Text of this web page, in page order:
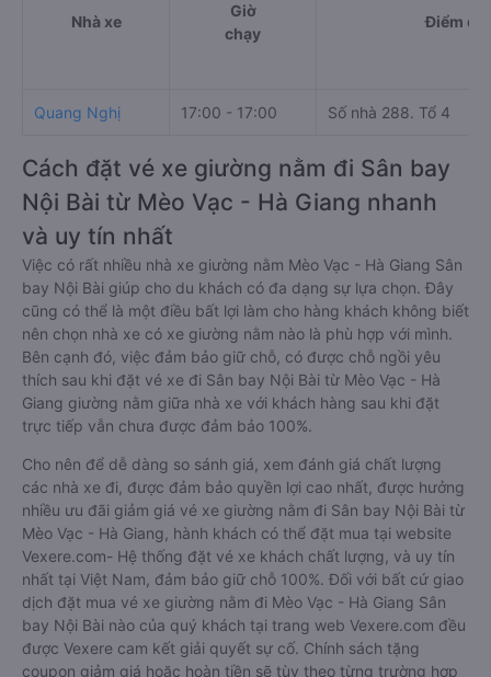
Nhà xe
Giờ
chạy
Điểm đi
Quang Nghị 17:00 - 17:00 Số nhà 288. Tổ 4
Cách đặt vé xe giường nằm đi Sân bay
Nội Bài từ Mèo Vạc - Hà Giang nhanh
và uy tín nhất
Việc có rất nhiều nhà xe giường nằm Mèo Vạc - Hà Giang Sân
bay Nội Bài giúp cho du khách có đa dạng sự lựa chọn. Đây
cũng có thể là một điều bất lợi làm cho hàng khách không biết
nên chọn nhà xe có xe giường nằm nào là phù hợp với mình.
Bên cạnh đó, việc đảm bảo giữ chỗ, có được chỗ ngồi yêu
thích sau khi đặt vé xe đi Sân bay Nội Bài từ Mèo Vạc - Hà
Giang giường nằm giữa nhà xe với khách hàng sau khi đặt
trực tiếp vẫn chưa được đảm bảo 100%.
Cho nên để dễ dàng so sánh giá, xem đánh giá chất lượng
các nhà xe đi, được đảm bảo quyền lợi cao nhất, được hưởng
nhiều ưu đãi giảm giá vé xe giường nằm đi Sân bay Nội Bài từ
Mèo Vạc - Hà Giang, hành khách có thể đặt mua tại website
Vexere.com- Hệ thống đặt vé xe khách chất lượng, và uy tín
nhất tại Việt Nam, đảm bảo giữ chỗ 100%. Đối với bất cứ giao
dịch đặt mua vé xe giường nằm đi Mèo Vạc - Hà Giang Sân
bay Nội Bài nào của quý khách tại trang web Vexere.com đều
được Vexere cam kết giải quyết sự cố. Chính sách tặng
coupon giảm giá hoặc hoàn tiền sẽ tùy theo từng trường hợp